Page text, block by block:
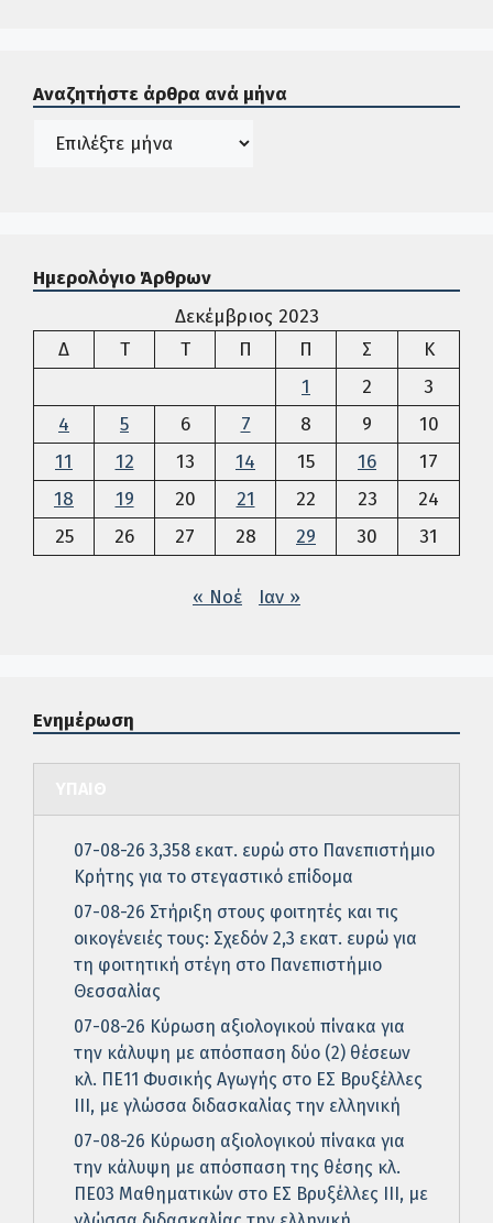
Αναζητήστε άρθρα ανά μήνα
Ιστορικό
Ημερολόγιο Άρθρων
Δεκέμβριος 2023
ΔΔευτέρα
ΤΤρίτη ΤΤετάρτη
Π Πέμπτη
Π Παρασκευή
Σ Σάββατο
Κ
1
2
3
4
5 6 7 8 9
10
11
12 13 14 15 16
17
18
19 20 21 22 23
24
25
26 27 28 29 30 31
« Νοέ Ιαν »
Ενημέρωση
07-08-26 3,358 εκατ. ευρώ στο Πανεπιστήμιο
Κρήτης για το στεγαστικό επίδομα
07-08-26 Στήριξη στους φοιτητές και τις
οικογένειές τους: Σχεδόν 2,3 εκατ. ευρώ για
τη φοιτητική στέγη στο Πανεπιστήμιο
Θεσσαλίας
07-08-26 Κύρωση αξιολογικού πίνακα για
την κάλυψη με απόσπαση δύο (2) θέσεων
κλ. ΠΕ11 Φυσικής Αγωγής στο ΕΣ Βρυξέλλες
ΙΙΙ, με γλώσσα διδασκαλίας την ελληνική
07-08-26 Κύρωση αξιολογικού πίνακα για
την κάλυψη με απόσπαση της θέσης κλ.
ΠΕ03 Μαθηματικών στο ΕΣ Βρυξέλλες ΙΙΙ, με